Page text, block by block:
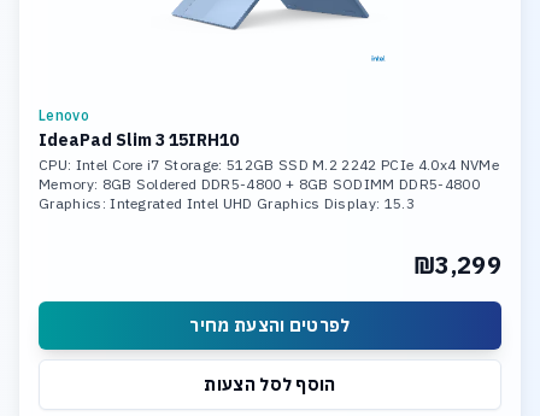
Lenovo
IdeaPad Slim 3 15IRH10
CPU: Intel Core i7 Storage: 512GB SSD M.2 2242 PCIe 4.0x4 NVMe
Memory: 8GB Soldered DDR5-4800 + 8GB SODIMM DDR5-4800
Graphics: Integrated Intel UHD Graphics Display: 15.3
₪3,299
לפרטים והצעת מחיר
הוסף לסל הצעות